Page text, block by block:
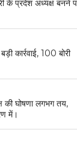
के प्रदेश अध्यक्ष बनने
कार्रवाई, 100 बोरी
की घोषणा लगभग तय,
में।